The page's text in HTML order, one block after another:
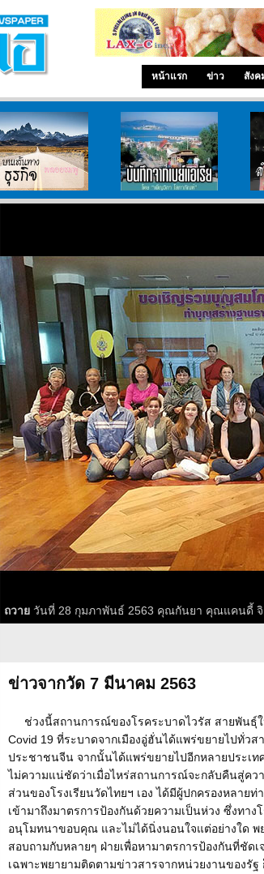
หน้าแรก ข่าว สังค
บนเส้นทางธุรกิจ บันทึกจากเบย์เอเรีย
ถวาย วันที่ 28 กุมภาพันธ์ 2563 คุณกันยา คุณแคนดี้
ข่าวจากวัด 7 มีนาคม 2563
ช่วงนี้สถานการณ์ของโรคระบาดไวรัส สายพันธุ์
Covid 19 ที่ระบาดจากเมืองอู่ฮั่นได้แพร่ขยายไปทั่วส
ประชาชนจีน จากนั้นได้แพร่ขยายไปอีกหลายประเท
ไม่ความแน่ชัดว่าเมื่อไหร่สถานการณ์จะกลับคืนสู่คว
ส่วนของโรงเรียนวัดไทยฯ เอง ได้มีผู้ปกครองหลายท่
เข้ามาถึงมาตรการป้องกันด้วยความเป็นห่วง ซึ่งทาง
อนุโมทนาขอบคุณ และไม่ได้นิ่งนอนใจแต่อย่างใด พ
สอบถามกับหลายๆ ฝ่ายเพื่อหามาตรการป้องกันที่ชัดเ
เฉพาะพยายามติดตามข่าวสารจากหน่วยงานของรัฐ